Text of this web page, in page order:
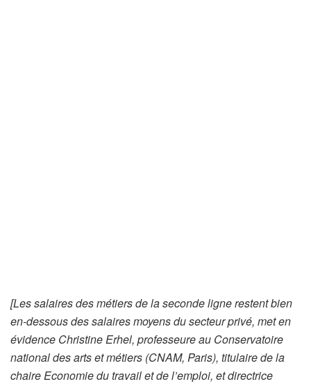
[Les salaires des métiers de la seconde ligne restent bien
en-dessous des salaires moyens du secteur privé, met en
évidence Christine Erhel, professeure au Conservatoire
national des arts et métiers (CNAM, Paris), titulaire de la
chaire Economie du travail et de l’emploi, et directrice